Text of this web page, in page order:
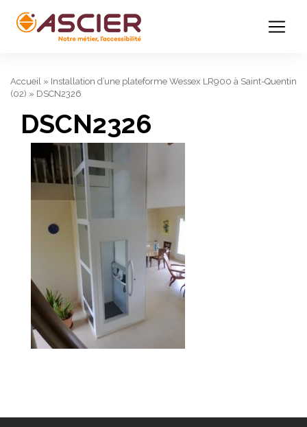
Accueil » Installation d’une plateforme Wessex LR900 à Saint-Quentin
(02) » DSCN2326
DSCN2326